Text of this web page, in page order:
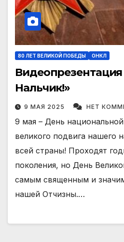
80 ЛЕТ ВЕЛИКОЙ ПОБЕДЫ ОНКЛ
Нальчик!»
9 МАЯ 2025 НЕТ
9 мая – День
великого подвига нашего
всей страны! Проходят
поколения, но День
самым священным и
нашей Отчизны.…